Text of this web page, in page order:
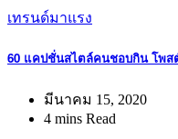
เทรนด์มาแรง
60 แคปชั่นสไตล์คนชอบกิน โพส
มีนาคม 15, 2020
4 mins Read